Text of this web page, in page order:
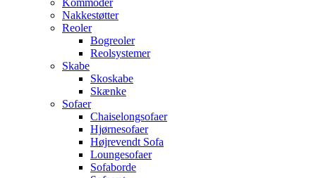
Kommoder
Nakkestøtter
Reoler
Bogreoler
Reolsystemer
Skabe
Skoskabe
Skænke
Sofaer
Chaiselongsofaer
Hjørnesofaer
Højrevendt Sofa
Loungesofaer
Sofaborde